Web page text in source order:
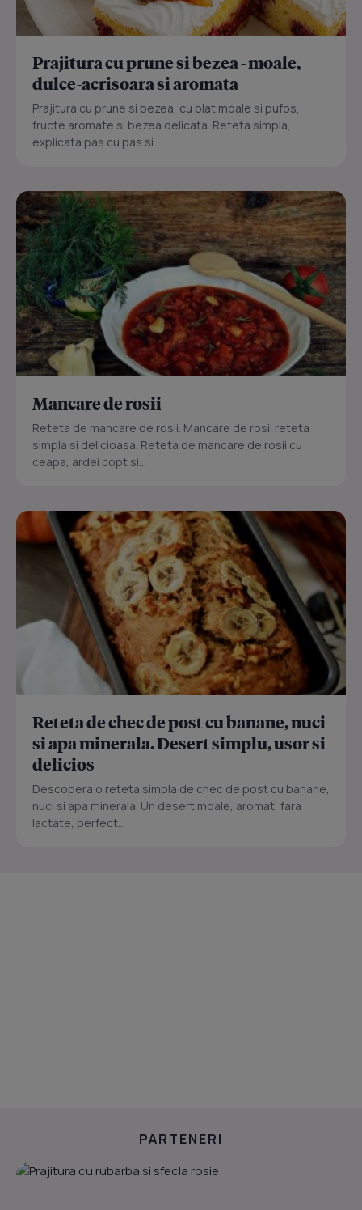
Prajitura cu prune si bezea - moale,
dulce-acrisoara si aromata
Prajitura cu prune si bezea, cu blat moale si pufos,
fructe aromate si bezea delicata. Reteta simpla,
explicata pas cu pas si...
Mancare de rosii
Reteta de mancare de rosii. Mancare de rosii reteta
simpla si delicioasa. Reteta de mancare de rosii cu
ceapa, ardei copt si...
Reteta de chec de post cu banane, nuci
si apa minerala. Desert simplu, usor si
delicios
Descopera o reteta simpla de chec de post cu banane,
nuci si apa minerala. Un desert moale, aromat, fara
lactate, perfect...
PARTENERI